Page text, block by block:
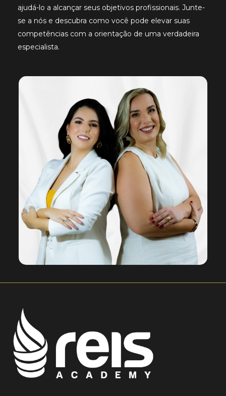
ajudá-lo a alcançar seus objetivos profissionais. Junte-
se a nós e descubra como você pode elevar suas
competências com a orientação de uma verdadeira
especialista.